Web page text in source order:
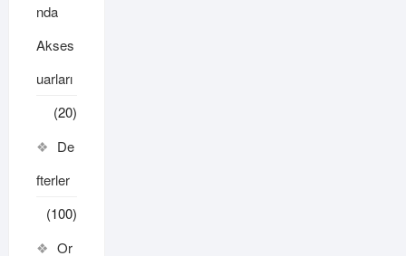
nda
Akses
uarları
(20)
De
fterler
(100)
Or